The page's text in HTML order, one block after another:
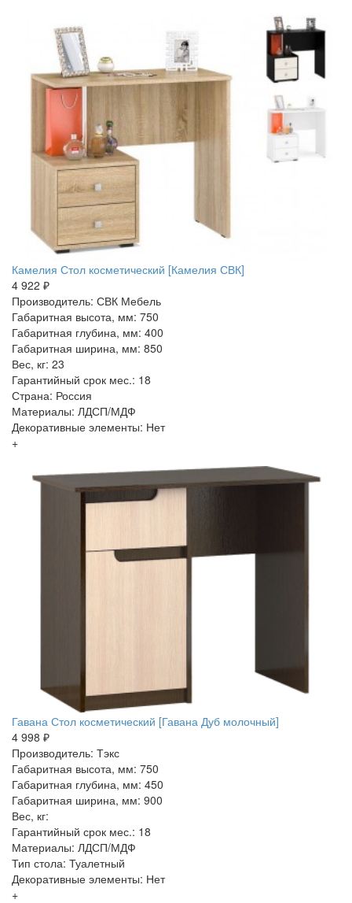
Камелия Стол косметический [Камелия СВК]
4 922 ₽
Производитель: СВК Мебель
Габаритная высота, мм: 750
Габаритная глубина, мм: 400
Габаритная ширина, мм: 850
Вес, кг: 23
Гарантийный срок мес.: 18
Страна: Россия
Материалы: ЛДСП/МДФ
Декоративные элементы: Нет
+
Гавана Стол косметический [Гавана Дуб молочный]
4 998 ₽
Производитель: Тэкс
Габаритная высота, мм: 750
Габаритная глубина, мм: 450
Габаритная ширина, мм: 900
Вес, кг:
Гарантийный срок мес.: 18
Материалы: ЛДСП/МДФ
Тип стола: Туалетный
Декоративные элементы: Нет
+